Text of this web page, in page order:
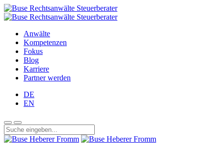
Anwälte
Kompetenzen
Fokus
Blog
Karriere
Partner werden
DE
EN